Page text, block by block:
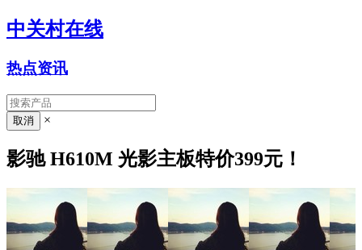
中关村在线
热点资讯
×
影驰 H610M 光影主板特价399元！